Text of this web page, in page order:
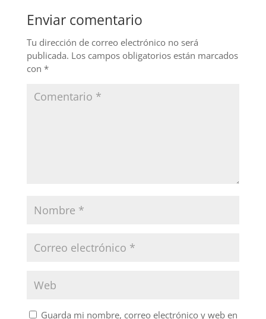
Enviar comentario
Tu dirección de correo electrónico no será
publicada. Los campos obligatorios están marcados
con *
Guarda mi nombre, correo electrónico y web en